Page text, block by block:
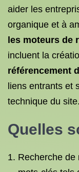
aider les
organique et à
les moteurs de
incluent la
référencement
liens entrants et
technique du site.
Quelles
Recherche de